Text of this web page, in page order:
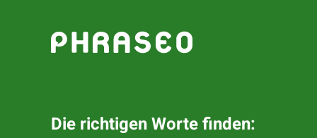
Zum Hauptinhalt springen
Die richtigen Worte finden: